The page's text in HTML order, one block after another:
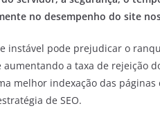
no desempenho do site
instável pode prejudicar o
a taxa de rejeição
melhor indexação das
de SEO.